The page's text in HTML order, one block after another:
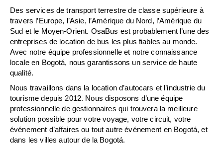
Des services de transport terrestre de classe supérieure à
travers l’Europe, l’Asie, l’Amérique du Nord, l’Amérique du
Sud et le Moyen-Orient. OsaBus est probablement l’une des
entreprises de location de bus les plus fiables au monde.
Avec notre équipe professionnelle et notre connaissance
locale en Bogotá, nous garantissons un service de haute
qualité.
Nous travaillons dans la location d’autocars et l’industrie du
tourisme depuis 2012. Nous disposons d’une équipe
professionnelle de gestionnaires qui trouvera la meilleure
solution possible pour votre voyage, votre circuit, votre
événement d’affaires ou tout autre événement en Bogotá, et
dans les villes autour de la Bogotá.